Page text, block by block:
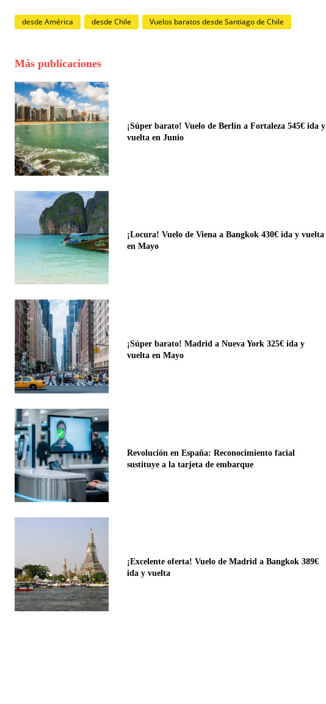
desde América desde Chile Vuelos baratos desde Santiago de Chile
Más publicaciones
¡Súper barato! Vuelo de Berlín a Fortaleza 545€ ida y
vuelta en Junio
¡Locura! Vuelo de Viena a Bangkok 430€ ida y vuelta
en Mayo
¡Súper barato! Madrid a Nueva York 325€ ida y
vuelta en Mayo
Revolución en España: Reconocimiento facial
sustituye a la tarjeta de embarque
¡Excelente oferta! Vuelo de Madrid a Bangkok 389€
ida y vuelta